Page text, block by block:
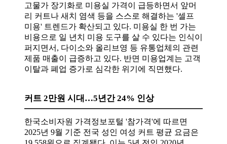
고물가 장기화로 미용실 가격이 급등하면서 앞머
리 커트나 새치 염색 등을 스스로 해결하는 '셀프
미용' 트렌드가 확산되고 있다. 미용실 한 번 가는
비용으로 일 년치 미용 도구를 살 수 있다는 인식이
퍼지면서, 다이소와 올리브영 등 유통업체의 관련
제품 매출이 급증하고 있다. 반면 미용업계는 고객
이탈과 폐업 증가로 심각한 위기에 직면했다.
커트 2만원 시대…5년간 24% 인상
한국소비자원 가격정보포털 '참가격'에 따르면
2025년 9월 기준 전국 성인 여성 커트 평균 요금은